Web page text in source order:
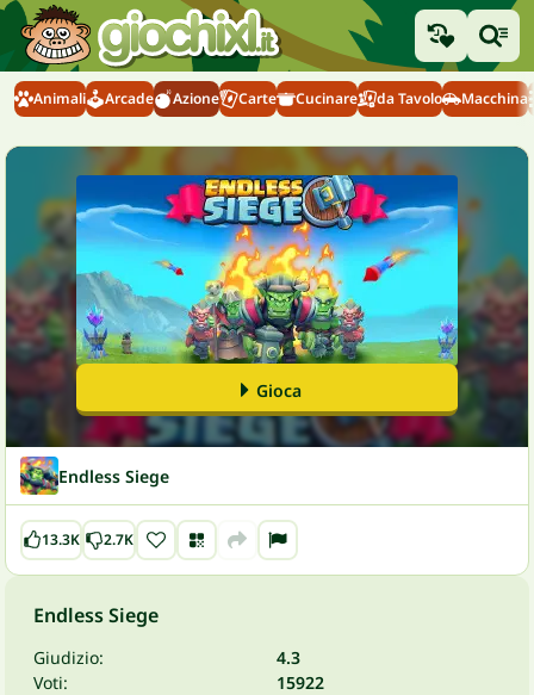
Animali Arcade Azione Carte Cucinare da Tavolo Macchina
Gioca
Endless Siege
13.3K 2.7K
Endless Siege
Giudizio:
4.3
Voti:
15922